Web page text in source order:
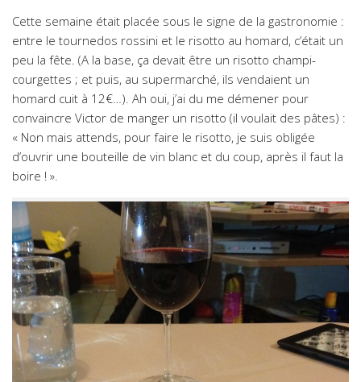
Cette semaine était placée sous le signe de la gastronomie :
entre le tournedos rossini et le risotto au homard, c’était un
peu la fête. (A la base, ça devait être un risotto champi-
courgettes ; et puis, au supermarché, ils vendaient un
homard cuit à 12€…). Ah oui, j’ai du me démener pour
convaincre Victor de manger un risotto (il voulait des pâtes) :
« Non mais attends, pour faire le risotto, je suis obligée
d’ouvrir une bouteille de vin blanc et du coup, après il faut la
boire ! ».